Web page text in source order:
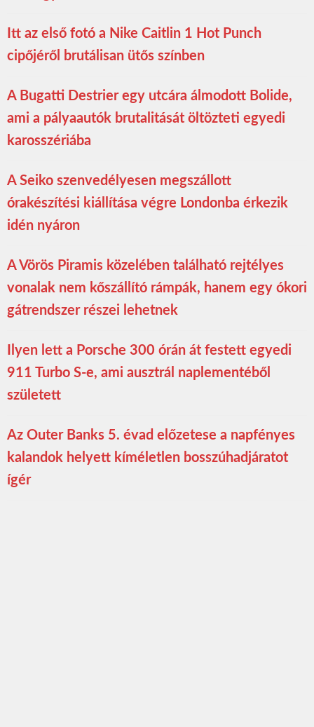
Itt az első fotó a Nike Caitlin 1 Hot Punch
cipőjéről brutálisan ütős színben
A Bugatti Destrier egy utcára álmodott Bolide,
ami a pályaautók brutalitását öltözteti egyedi
karosszériába
A Seiko szenvedélyesen megszállott
órakészítési kiállítása végre Londonba érkezik
idén nyáron
A Vörös Piramis közelében található rejtélyes
vonalak nem kőszállító rámpák, hanem egy ókori
gátrendszer részei lehetnek
Ilyen lett a Porsche 300 órán át festett egyedi
911 Turbo S-e, ami ausztrál naplementéből
született
Az Outer Banks 5. évad előzetese a napfényes
kalandok helyett kíméletlen bosszúhadjáratot
ígér